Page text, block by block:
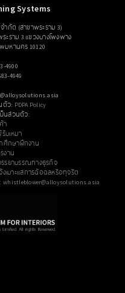
Systems
ำกัด (สาขาพระราม 3)
ะราม 3 แขวงบางโพงพาง
มหานคร 10120
4900
4949
ตัว: PDPA Policy
ป็นส่วนตัว:
า
บเหมา
ศึกษาฝึกงาน
งาน
รรยาบรรณทางธุรกิจ
งเบาะแสการฉ้อฉลหรือทุจริต
whistleblower@alloysolutions.asia